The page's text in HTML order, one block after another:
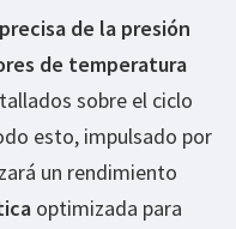
de la presión
de temperatura
sobre el ciclo
esto, impulsado por
un rendimiento
optimizada para